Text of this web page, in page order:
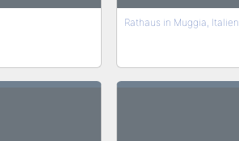
Rathaus in Muggia, Italien